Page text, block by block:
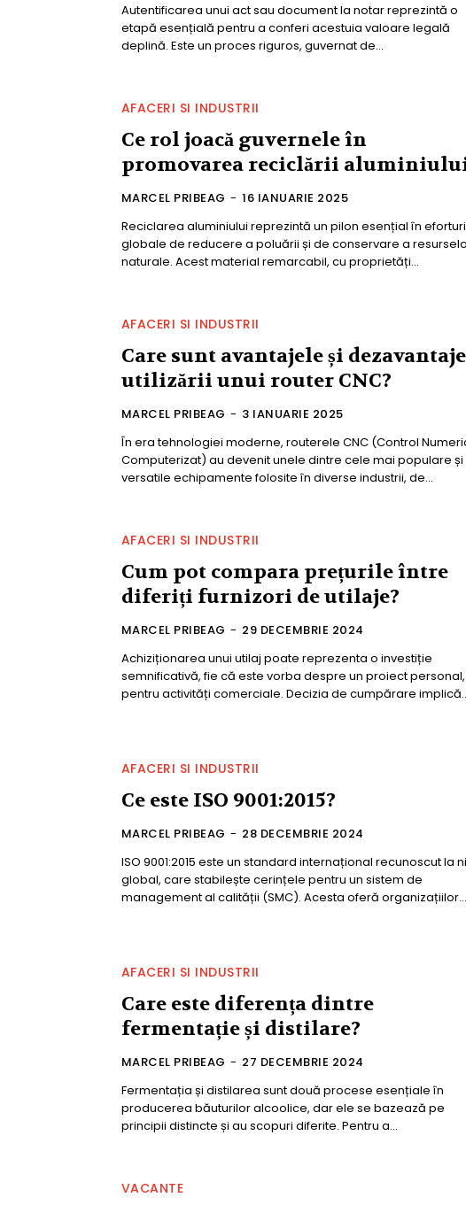
Autentificarea unui act sau document la notar reprezintă o
etapă esențială pentru a conferi acestuia valoare legală
deplină. Este un proces riguros, guvernat de...
AFACERI SI INDUSTRII
Ce rol joacă guvernele în
promovarea reciclării
MARCEL PRIBEAG - 16 IANUARIE 2025
Reciclarea aluminiului reprezintă un pilon esențial în
globale de reducere a poluării și de conservare a
naturale. Acest material remarcabil, cu proprietăți...
AFACERI SI INDUSTRII
Care sunt avantajele și
utilizării unui router CNC?
MARCEL PRIBEAG - 3 IANUARIE 2025
În era tehnologiei moderne, routerele CNC (Control
Computerizat) au devenit unele dintre cele mai populare și
versatile echipamente folosite în diverse industrii, de...
AFACERI SI INDUSTRII
Cum pot compara prețurile între
diferiți furnizori de utilaje?
MARCEL PRIBEAG - 29 DECEMBRIE 2024
Achiziționarea unui utilaj poate reprezenta o investiție
semnificativă, fie că este vorba despre un proiect
pentru activități comerciale. Decizia de cumpărare
AFACERI SI INDUSTRII
Ce este ISO 9001:2015?
MARCEL PRIBEAG - 28 DECEMBRIE 2024
ISO 9001:2015 este un standard internațional recunoscut la
global, care stabilește cerințele pentru un sistem de
management al calității (SMC). Acesta oferă organizațiilor...
AFACERI SI INDUSTRII
Care este diferența dintre
fermentație și distilare?
MARCEL PRIBEAG - 27 DECEMBRIE 2024
Fermentația și distilarea sunt două procese esențiale în
producerea băuturilor alcoolice, dar ele se bazează pe
principii distincte și au scopuri diferite. Pentru a...
VACANTE